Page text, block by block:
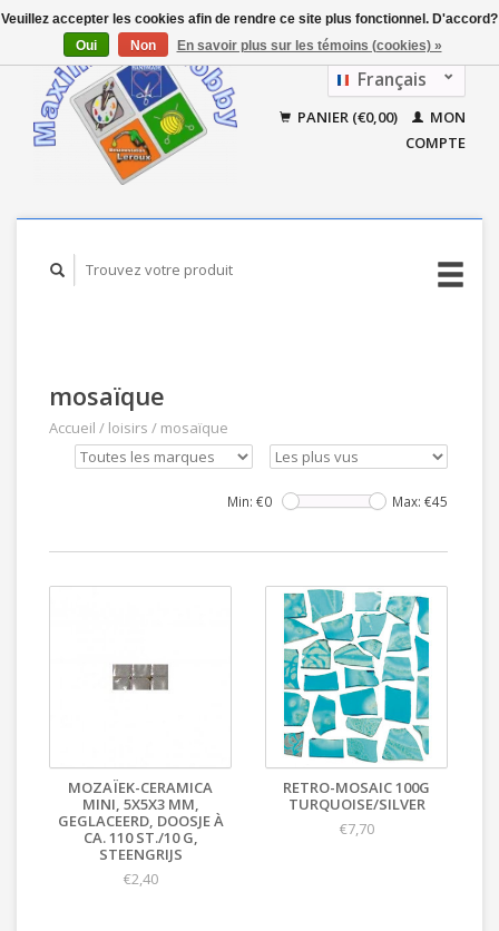
Français
Nederlands
PANIER (€0,00)
MON
COMPTE
mosaïque
Accueil / loisirs / mosaïque
Min: €0 Max: €45
MOZAÏEK-CERAMICA
MINI, 5X5X3 MM,
GEGLACEERD, DOOSJE À
CA. 110 ST./10 G,
STEENGRIJS
€2,40
RETRO-MOSAIC 100G
TURQUOISE/SILVER
€7,70
Veuillez accepter les cookies afin de rendre ce site plus fonctionnel. D'accord?
Oui
Non En savoir plus sur les témoins (cookies) »